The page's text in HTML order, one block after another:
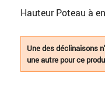
Hauteur Poteau à
Une des déclinaisons
une autre pour ce